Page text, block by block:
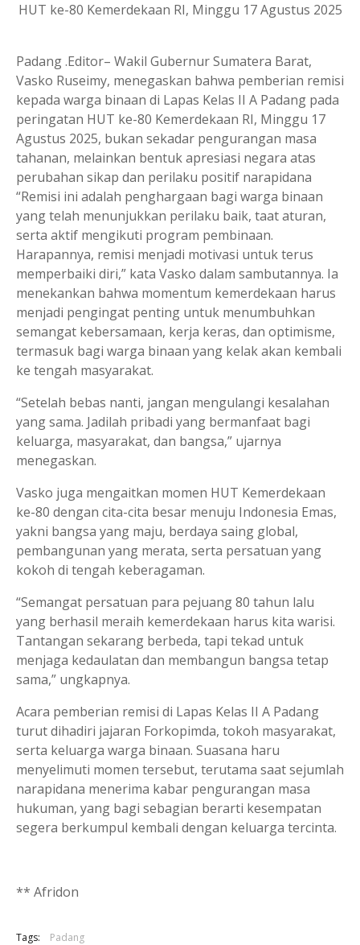
HUT ke-80 Kemerdekaan RI, Minggu 17 Agustus 2025
Padang .Editor– Wakil Gubernur Sumatera Barat,
Vasko Ruseimy, menegaskan bahwa pemberian remisi
kepada warga binaan di Lapas Kelas II A Padang pada
peringatan HUT ke-80 Kemerdekaan RI, Minggu 17
Agustus 2025, bukan sekadar pengurangan masa
tahanan, melainkan bentuk apresiasi negara atas
perubahan sikap dan perilaku positif narapidana
“Remisi ini adalah penghargaan bagi warga binaan
yang telah menunjukkan perilaku baik, taat aturan,
serta aktif mengikuti program pembinaan.
Harapannya, remisi menjadi motivasi untuk terus
memperbaiki diri,” kata Vasko dalam sambutannya. Ia
menekankan bahwa momentum kemerdekaan harus
menjadi pengingat penting untuk menumbuhkan
semangat kebersamaan, kerja keras, dan optimisme,
termasuk bagi warga binaan yang kelak akan kembali
ke tengah masyarakat.
“Setelah bebas nanti, jangan mengulangi kesalahan
yang sama. Jadilah pribadi yang bermanfaat bagi
keluarga, masyarakat, dan bangsa,” ujarnya
menegaskan.
Vasko juga mengaitkan momen HUT Kemerdekaan
ke-80 dengan cita-cita besar menuju Indonesia Emas,
yakni bangsa yang maju, berdaya saing global,
pembangunan yang merata, serta persatuan yang
kokoh di tengah keberagaman.
“Semangat persatuan para pejuang 80 tahun lalu
yang berhasil meraih kemerdekaan harus kita warisi.
Tantangan sekarang berbeda, tapi tekad untuk
menjaga kedaulatan dan membangun bangsa tetap
sama,” ungkapnya.
Acara pemberian remisi di Lapas Kelas II A Padang
turut dihadiri jajaran Forkopimda, tokoh masyarakat,
serta keluarga warga binaan. Suasana haru
menyelimuti momen tersebut, terutama saat sejumlah
narapidana menerima kabar pengurangan masa
hukuman, yang bagi sebagian berarti kesempatan
segera berkumpul kembali dengan keluarga tercinta.
** Afridon
Tags: Padang